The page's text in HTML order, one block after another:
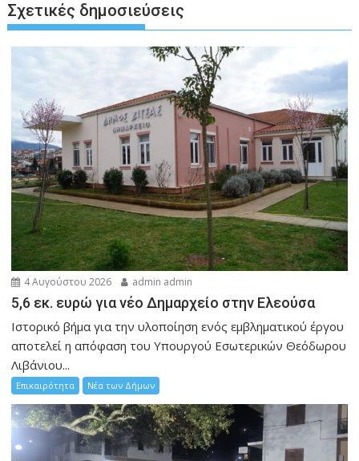
Σχετικές δημοσιεύσεις
4 Αυγούστου 2026 admin admin
5,6 εκ. ευρώ για νέο Δημαρχείο στην Ελεούσα
Ιστορικό βήμα για την υλοποίηση ενός εμβληματικού έργου
αποτελεί η απόφαση του Υπουργού Εσωτερικών Θεόδωρου
Λιβάνιου...
Επικαιρότητα Νέα των Δήμων